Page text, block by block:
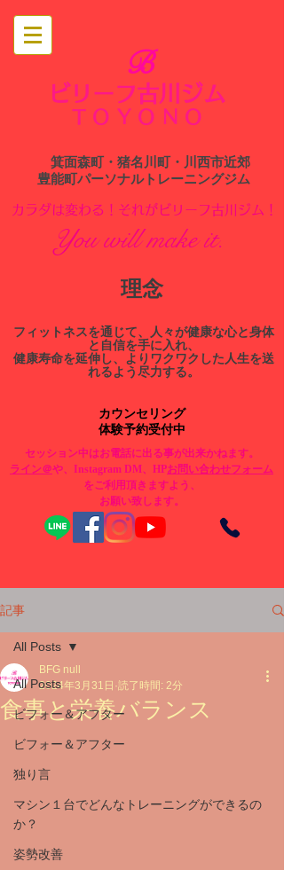
ビリーフ古川ジム
TOYONO
B
箕面森町・猪名川町・川西市近郊
​豊能町パーソナルトレーニングジム
​カラダは変わる！それがビリーフ古川ジム！
You will make it.
​理念
​フィットネスを通じて、人々が健康な心と身体
と自信を手に入れ、
健康寿命を延伸し、よりワクワクした人生を送
れるよう尽力する。
カウンセリング
体験予約受付中
セッション中はお電話に出る事が出来かねます。
​ライン＠や、Instagram DM、HPお問い合わせフォーム
をご利用頂きますよう、
お願い致します。
記事
All Posts
ビフォー＆アフター
ビフォー＆アフター
独り言
マシン１台でどんなトレーニングができるの
か？
姿勢改善
All Posts
食事と栄養バランス
BFG null
2024年3月31日 読了時間: 2分